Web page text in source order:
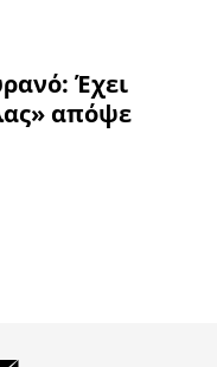
Έχει
απόψε